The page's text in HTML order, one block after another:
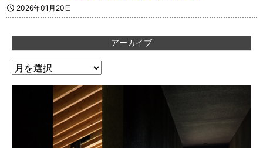
2026年01月20日
アーカイブ
ア